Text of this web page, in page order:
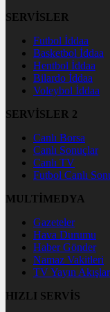
SERVİSLER
Futbol İddaa
Basketbol İddaa
Hentbol İddaa
Bilardo İddaa
Voleybol İddaa
SERVİSLER 2
Canlı Borsa
Canlı Sonuçlar
Canlı TV
Futbol Canlı
MULTİMEDYA
Gazeteler
Hava Durumu
Haber Gönder
Namaz Vakitleri
TV Yayın
HIZLI SERVİS